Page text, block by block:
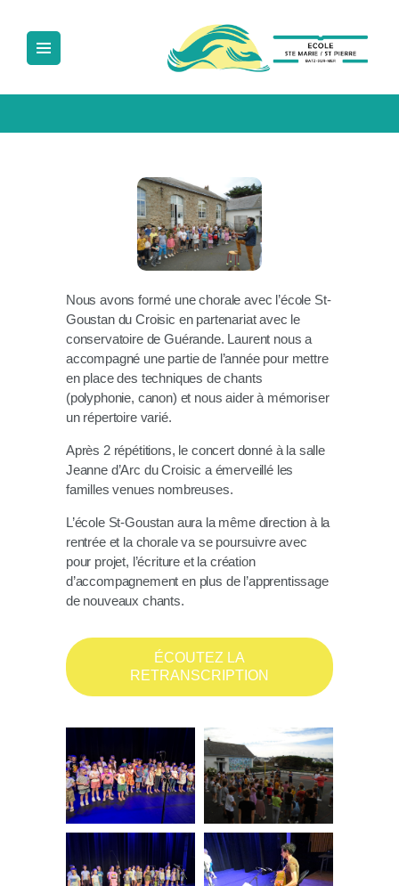
ECOLE SAINTE MARIE SAINT PIERRE
Ecole Sainte Marie Saint Pierre
LA PÉDAGOGIE
LA VIE À L’ÉCOLE
NOUS CONTACTER
Nous avons formé une chorale avec l’école St-
Goustan du Croisic en partenariat avec le
conservatoire de Guérande. Laurent nous a
accompagné une partie de l’année pour mettre
en place des techniques de chants
(polyphonie, canon) et nous aider à mémoriser
un répertoire varié.
Après 2 répétitions, le concert donné à la salle
Jeanne d’Arc du Croisic a émerveillé les
familles venues nombreuses.
L’école St-Goustan aura la même direction à la
rentrée et la chorale va se poursuivre avec
pour projet, l’écriture et la création
d’accompagnement en plus de l’apprentissage
de nouveaux chants.
ÉCOUTEZ LA
RETRANSCRIPTION